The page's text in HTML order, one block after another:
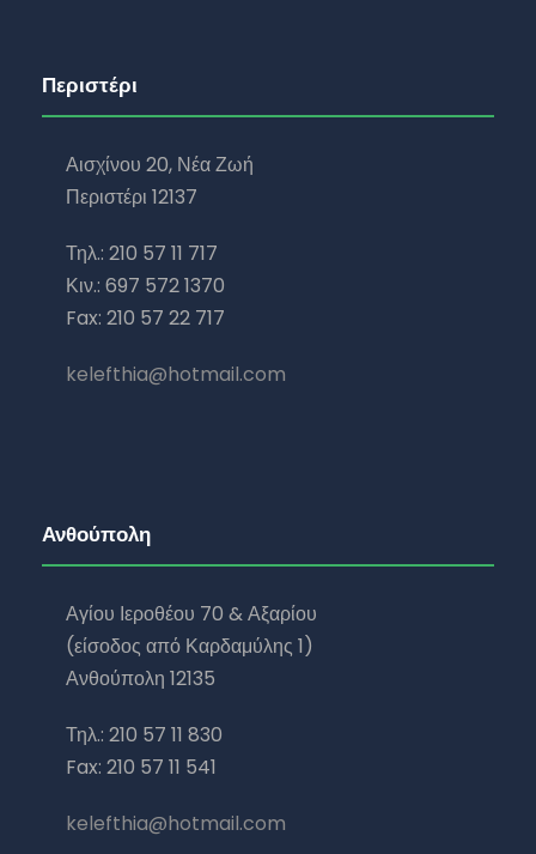
Περιστέρι
Αισχίνου 20, Νέα Ζωή
Περιστέρι 12137
Τηλ.: 210 57 11 717
Κιν.: 697 572 1370
Fax: 210 57 22 717
kelefthia@hotmail.com
Ανθούπολη
Αγίου Ιεροθέου 70 & Αξαρίου
(είσοδος από Καρδαμύλης 1)
Ανθούπολη 12135
Τηλ.: 210 57 11 830
Fax: 210 57 11 541
kelefthia@hotmail.com